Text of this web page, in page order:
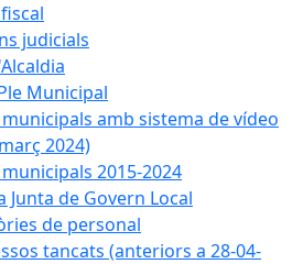
judicials
Municipal
municipals amb sistema de vídeo
2024)
2015-2024
Junta de Govern Local
de personal
tancats (anteriors a 28-04-